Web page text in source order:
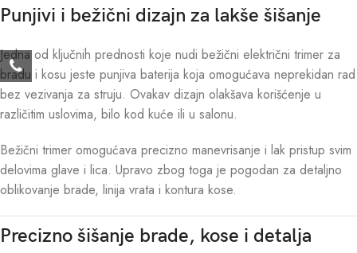
Punjivi i bežični dizajn za lakše šišanje
Jedna od ključnih prednosti koje nudi bežični električni trimer za
bradu i kosu jeste punjiva baterija koja omogućava neprekidan rad
bez vezivanja za struju. Ovakav dizajn olakšava korišćenje u
različitim uslovima, bilo kod kuće ili u salonu.
Bežični trimer omogućava precizno manevrisanje i lak pristup svim
delovima glave i lica. Upravo zbog toga je pogodan za detaljno
oblikovanje brade, linija vrata i kontura kose.
Precizno šišanje brade, kose i detalja